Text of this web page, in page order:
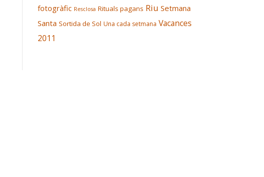
fotogràfic Resclosa Rituals pagans Riu Setmana
Santa Sortida de Sol Una cada setmana Vacances
2011